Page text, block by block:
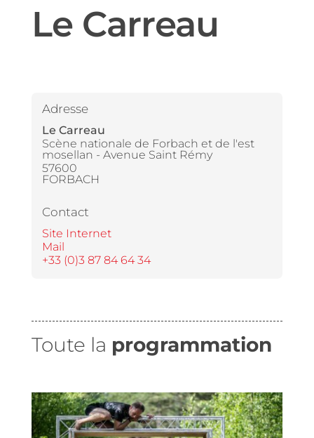
Le Carreau
Adresse
Le Carreau
Scène nationale de Forbach et de l'est
mosellan - Avenue Saint Rémy
57600
FORBACH
Contact
Site Internet
Mail
+33 (0)3 87 84 64 34
Toute la programmation